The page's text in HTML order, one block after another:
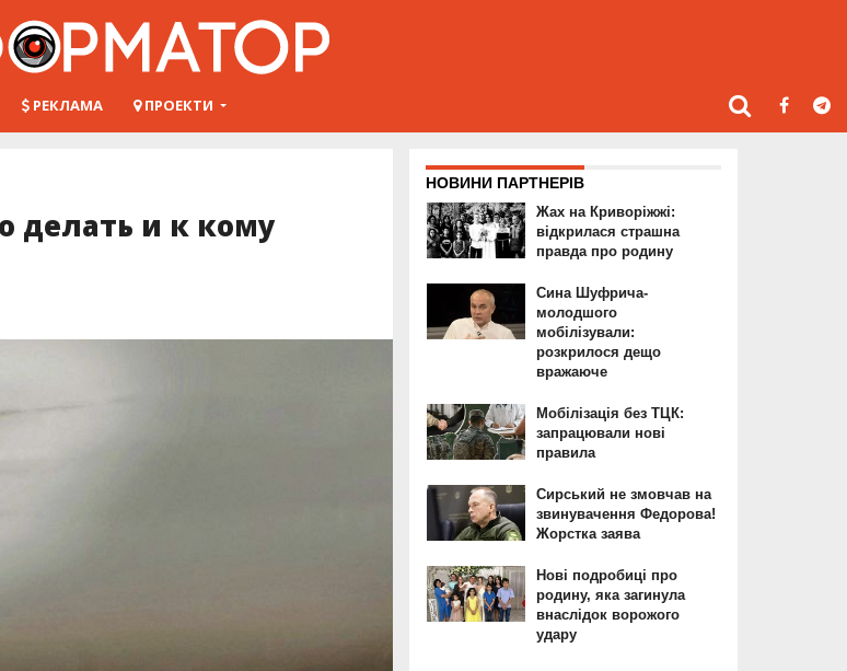
РЕКЛАМА ПРОЕКТИ
делать и к кому